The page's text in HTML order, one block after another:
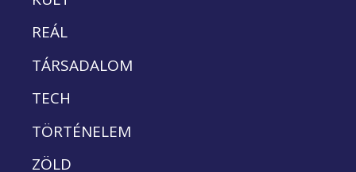
REÁL
TÁRSADALOM
TECH
TÖRTÉNELEM
ZÖLD